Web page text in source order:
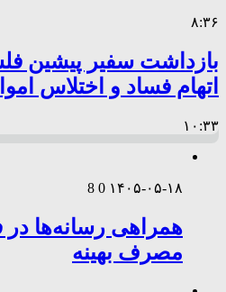
۸:۳۶
بازداشت سفیر پیشین
اتهام فساد و اختلاس
۱۰:۳۳
۱۴۰۵-۰۵-۱۸ 0
8
همراهی رسانه‌ها
مصرف بهینه